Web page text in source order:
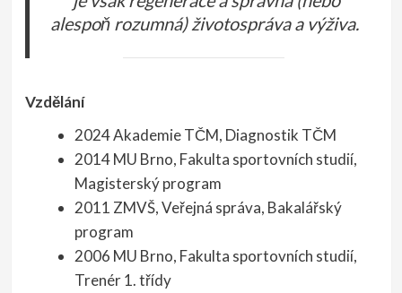
alespoň rozumná) životospráva a výživa.
Vzdělání
2024 Akademie TČM, Diagnostik TČM
2014 MU Brno, Fakulta sportovních studií,
Magisterský program
2011 ZMVŠ, Veřejná správa, Bakalářský
program
2006 MU Brno, Fakulta sportovních studií,
Trenér 1. třídy